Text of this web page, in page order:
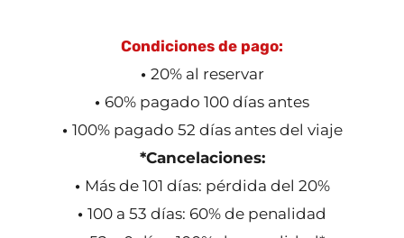
Condiciones de pago:
• 20% al reservar
• 60% pagado 100 días antes
• 100% pagado 52 días antes del viaje
*Cancelaciones:
• Más de 101 días: pérdida del 20%
• 100 a 53 días: 60% de penalidad